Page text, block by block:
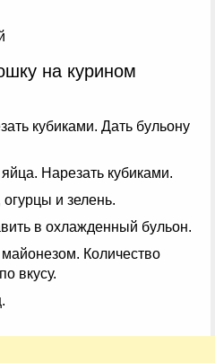
на курином
кубиками. Дать бульону
Нарезать кубиками.
и зелень.
в охлажденный бульон.
Количество
вкусу.